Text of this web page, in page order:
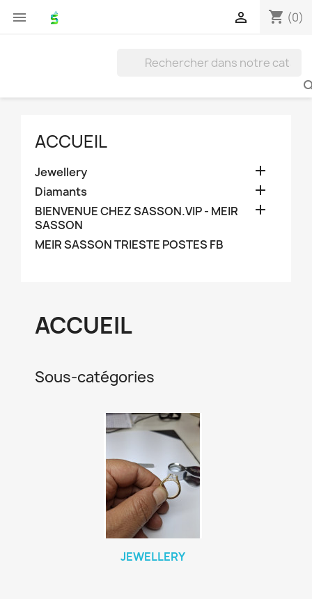
 shopping_cart (0)

ACCUEIL
Jewellery 
Diamants 
BIENVENUE CHEZ SASSON.VIP - MEIR
SASSON

MEIR SASSON TRIESTE POSTES FB
ACCUEIL
Sous-catégories
JEWELLERY